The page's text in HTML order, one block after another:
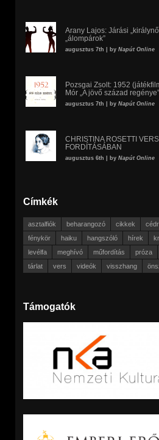
Arany Lajos: Járási
„álompárok”
augusztus 7th | by Napút Online
Pozsgai Zsolt: 1952
Mór „A jövő század
augusztus 7th | by Napút Online
CHRISTINA ROSETTI
FORDÍTÁSÁBAN
augusztus 6th | by Napút Online
Címkék
asztalfiók beharangozó cikkek
fénykör
haiku hangszóló hírek
levélfa
meghívó műfordítás próza
tárlat
vers videók visszhang
Támogatók